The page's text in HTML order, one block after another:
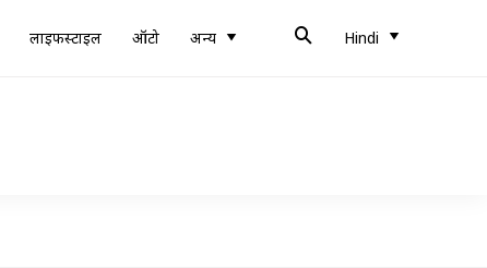
लाइफस्टाइल ऑटो अन्य Hindi